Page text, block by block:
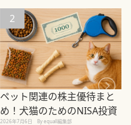
2
ペット関連の株主優待まと
め！犬猫のためのNISA投資
2026年7月6日 By equall編集部